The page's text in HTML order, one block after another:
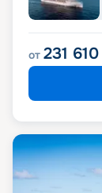
от 231 610